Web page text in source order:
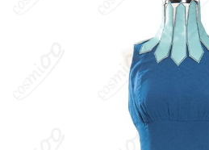
演、ハロウィン
ハンガーに吊る
衣装袋に保管
新品未使用
手洗い推奨、漂
九井諒子による漫画・アニメ『ダン